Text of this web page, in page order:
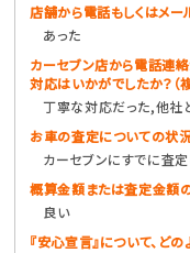
店舗から電話もしくはメー
あった
カーセブン店から電話連
対応はいかがでしたか？（
丁寧な対応だった,他社
お車の査定についての状況
カーセブンにすでに査定
概算金額または査定金額
良い
『安心宣言』について、ど